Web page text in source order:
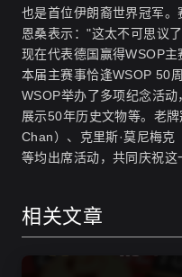
也是首位伊朗裔世界冠军。
恩桑表示："这太不可思议
现在代表德国赢得WSOP
本届主赛事恰逢WSOP 50
WSOP举办了多项纪念活动
展示50年历史文物等。老
Chan）、克里斯·莫尼梅克
等均出席活动，共同庆祝这
相关文章